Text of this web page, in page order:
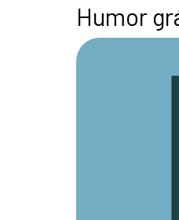
Humor